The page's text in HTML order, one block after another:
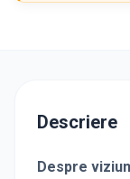
Descriere
Despre